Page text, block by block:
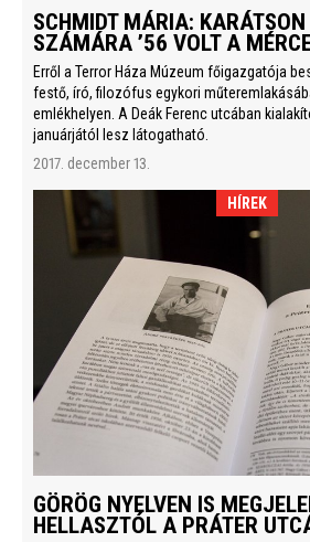
SCHMIDT MÁRIA: KARÁTSON
SZÁMÁRA ’56 VOLT A
Erről a Terror Háza Múzeum főigazgatója
festő, író, filozófus egykori
emlékhelyen. A Deák Ferenc utcában
januárjától lesz látogatható.
2017. december 13.
HÍREK
GÖRÖG NYELVEN IS
HELLASZTÓL A PRÁTER